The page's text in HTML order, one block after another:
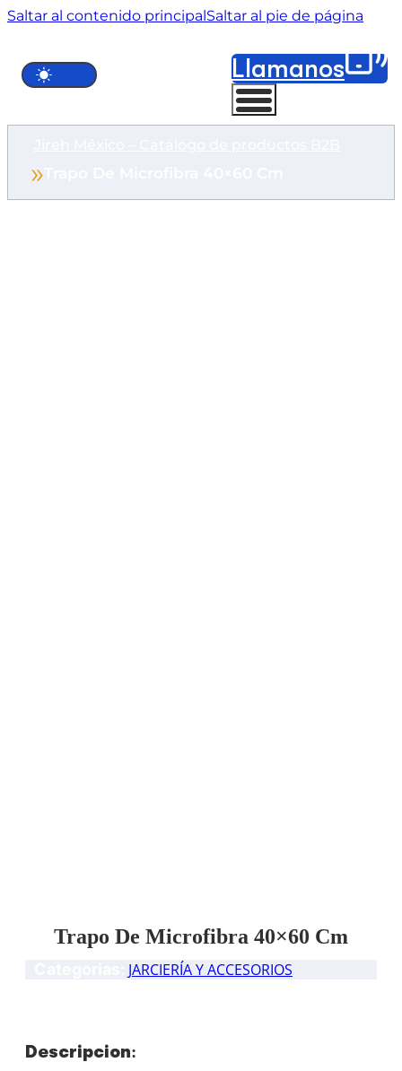
Saltar al contenido principalSaltar al pie de página
Llámanos
Trapo De Microfibra 40×60 Cm
JARCIERÍA Y ACCESORIOS
Descripción: